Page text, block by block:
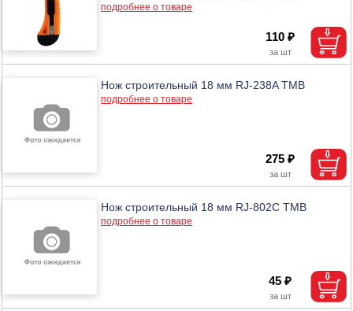
подробнее о товаре
110 ₽
Нож строительный 18 мм RJ-238A ТМВ
подробнее о товаре
275 ₽
Нож строительный 18 мм RJ-802C ТМВ
подробнее о товаре
45 ₽